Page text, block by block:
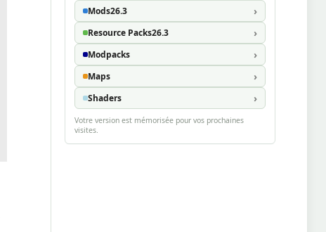
Mods26.3
Resource Packs26.3
Modpacks
Maps
Shaders
Votre version est mémorisée pour vos prochaines
visites.